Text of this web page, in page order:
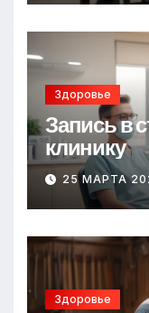
Здоровье
Запись в
клинику
25 МАРТА
Здоровье